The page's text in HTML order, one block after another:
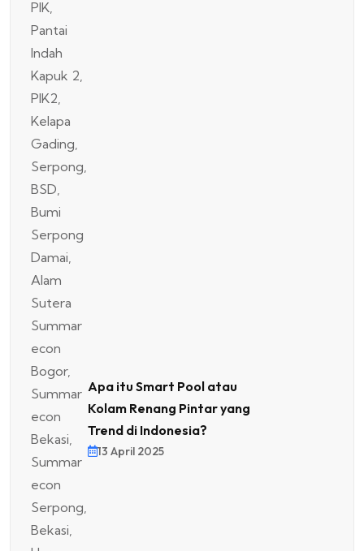
Apa itu Smart Pool atau
Kolam Renang Pintar yang
Trend di Indonesia?
13 April 2025